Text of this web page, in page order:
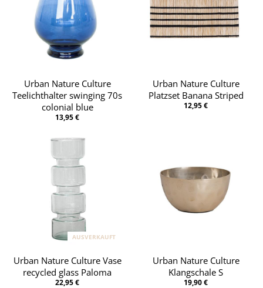
Urban Nature Culture
Teelichthalter swinging 70s
colonial blue
13,95 €
Urban Nature Culture
Platzset Banana Striped
12,95 €
AUSVERKAUFT
Urban Nature Culture Vase
recycled glass Paloma
22,95 €
Urban Nature Culture
Klangschale S
19,90 €